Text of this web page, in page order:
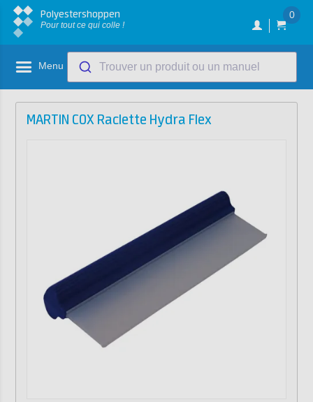
Polyestershoppen
Pour tout ce qui colle !
0
Menu Trouver un produit ou un manuel
MARTIN COX Raclette Hydra Flex